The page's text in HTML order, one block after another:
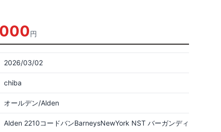
円
2026/03/02
chiba
オールデン/Alden
Alden 2210コードバンBarneysNewYork NST バーガンディ